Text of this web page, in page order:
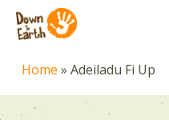
main
content
Home » Adeiladu Fi Up